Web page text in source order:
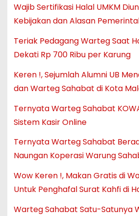
Wajib Sertifikasi Halal UMKM
Kebijakan dan Alasan
Teriak Pedagang Warteg Saat
Dekati Rp 700 Ribu per Karung
Keren !, Sejumlah Alumni UB
dan Warteg Sahabat di Kota
Ternyata Warteg Sahabat
Sistem Kasir Online
Ternyata Warteg Sahabat
Naungan Koperasi Warung
Wow Keren !, Makan Gratis di
Untuk Penghafal Surat Kahfi di
Warteg Sahabat Satu-Satunya